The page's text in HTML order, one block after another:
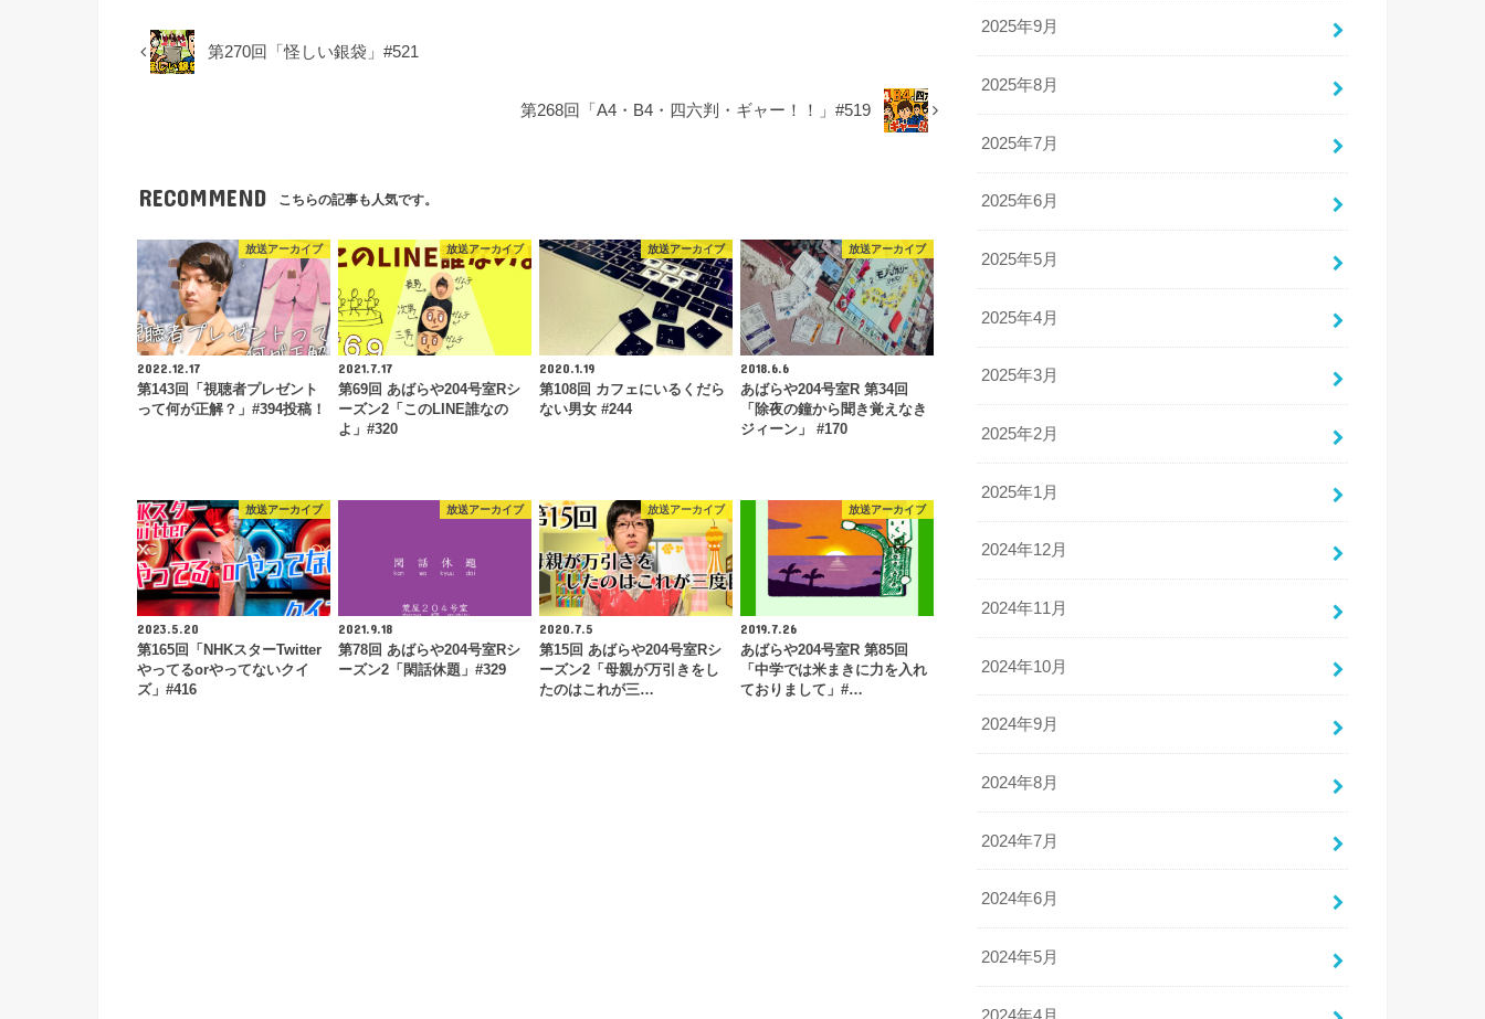
ー
を
だ
さ
い。
第270回「怪しい銀袋」#521
第268回「A4・B4・四六判・ギャー！！」#519
RECOMMEND こちらの記事も人気です。
放送アーカイブ
2022.12.17
第143回「視聴者プレゼント
って何が正解？」#394投稿！
放送アーカイブ
2021.7.17
第69回 あばらや204号室Rシ
ーズン2「このLINE誰なの
よ」#320
放送アーカイブ
2020.1.19
第108回 カフェにいるくだら
ない男女 #244
放送アーカイブ
2018.6.6
あばらや204号室R 第34回
「除夜の鐘から聞き覚えなき
ジィーン」 #170
放送アーカイブ
2023.5.20
第165回「NHKスターTwitter
やってるorやってないクイ
ズ」#416
放送アーカイブ
2021.9.18
第78回 あばらや204号室Rシ
ーズン2「閑話休題」#329
放送アーカイブ
2020.7.5
第15回 あばらや204号室Rシ
ーズン2「母親が万引きをし
たのはこれが三…
放送アーカイブ
2019.7.26
あばらや204号室R 第85回
「中学では米まきに力を入れ
ておりまして」#…
2025年9月
2025年8月
2025年7月
2025年6月
2025年5月
2025年4月
2025年3月
2025年2月
2025年1月
2024年12月
2024年11月
2024年10月
2024年9月
2024年8月
2024年7月
2024年6月
2024年5月
2024年4月